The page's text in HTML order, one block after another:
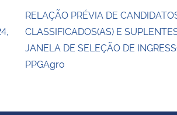
RELAÇÃO PRÉVIA DE
CLASSIFICADOS(AS) E
JANELA DE SELEÇÃO DE
PPGAgro